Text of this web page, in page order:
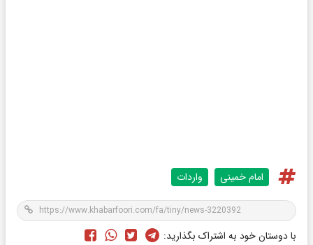
امام خمینی واردات
با دوستان خود به اشتراک بگذارید: